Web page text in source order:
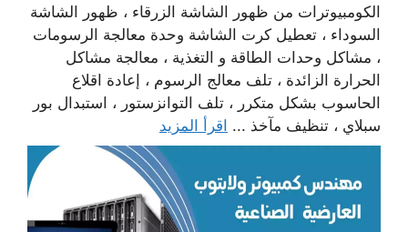
الكومبيوترات من ظهور الشاشة الزرقاء ، ظهور الشاشة
السوداء ، تعطيل كرت الشاشة وحدة معالجة الرسومات
، مشاكل وحدات الطاقة و التغذية ، معالجة مشاكل
الحرارة الزائدة ، تلف معالج الرسوم ، إعادة اقلاع
الحاسوب بشكل متكرر ، تلف التوانزستور ، استبدال بور
سبلاي ، تنظيف مآخذ ... اقرأ المزيد